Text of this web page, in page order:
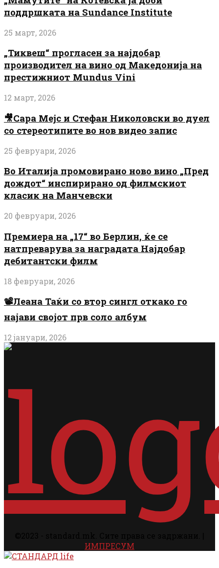
поддршката на Sundance Institute
25 март, 2026
„Тиквеш“ прогласен за најдобар
производител на вино од Македонија на
престижниот Mundus Vini
12 март, 2026
🎥Сара Мејс и Стефан Николовски во дуел
со стереотипите во нов видео запис
25 февруари, 2026
Во Италија промовирано ново вино „Пред
дождот“ инспирирано од филмскиот
класик на Манчевски
20 февруари, 2026
Премиера на „17“ во Берлин, ќе се
натпреварува за наградата Најдобар
дебитантски филм
18 февруари, 2026
📽️Леана Таќи со втор сингл откако го
најави својот прв соло албум
12 јануари, 2026
ИМПРЕСУМ
Facebook
Instagram
Email
Rss